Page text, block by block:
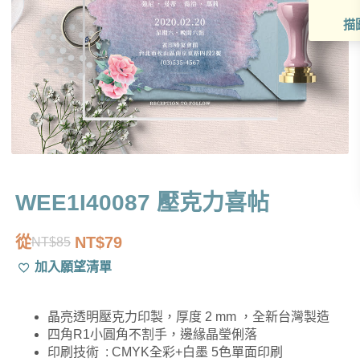
描
WEE1I40087 壓克力喜帖
從NT$85
原
始
格：
NT$85。
NT$79
目
前
格：
NT$79。
加入願望清單
晶亮透明壓克力印製，厚度 2 mm ，全新台灣製造
四角R1小圓角不割手，邊緣晶瑩俐落
印刷技術 : CMYK全彩+白墨 5色單面印刷